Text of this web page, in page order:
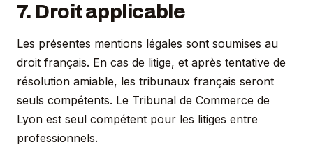
7. Droit applicable
Les présentes mentions légales sont soumises au
droit français. En cas de litige, et après tentative de
résolution amiable, les tribunaux français seront
seuls compétents. Le Tribunal de Commerce de
Lyon est seul compétent pour les litiges entre
professionnels.